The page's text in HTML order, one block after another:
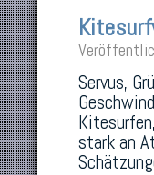
Servus,
stark an